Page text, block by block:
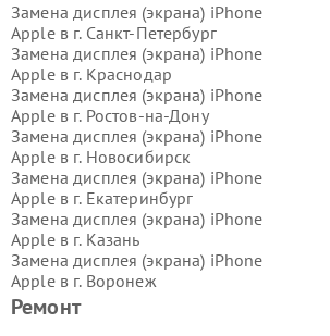
Ремонт
Замена дисплея (экрана) iPhone
Apple в г. Санкт-Петербург
Замена дисплея (экрана) iPhone
Apple в г. Краснодар
Замена дисплея (экрана) iPhone
Apple в г. Ростов-на-Дону
Замена дисплея (экрана) iPhone
Apple в г. Новосибирск
Замена дисплея (экрана) iPhone
Apple в г. Екатеринбург
Замена дисплея (экрана) iPhone
Apple в г. Казань
Замена дисплея (экрана) iPhone
Apple в г. Воронеж
Замена дисплея (экрана) iPhone